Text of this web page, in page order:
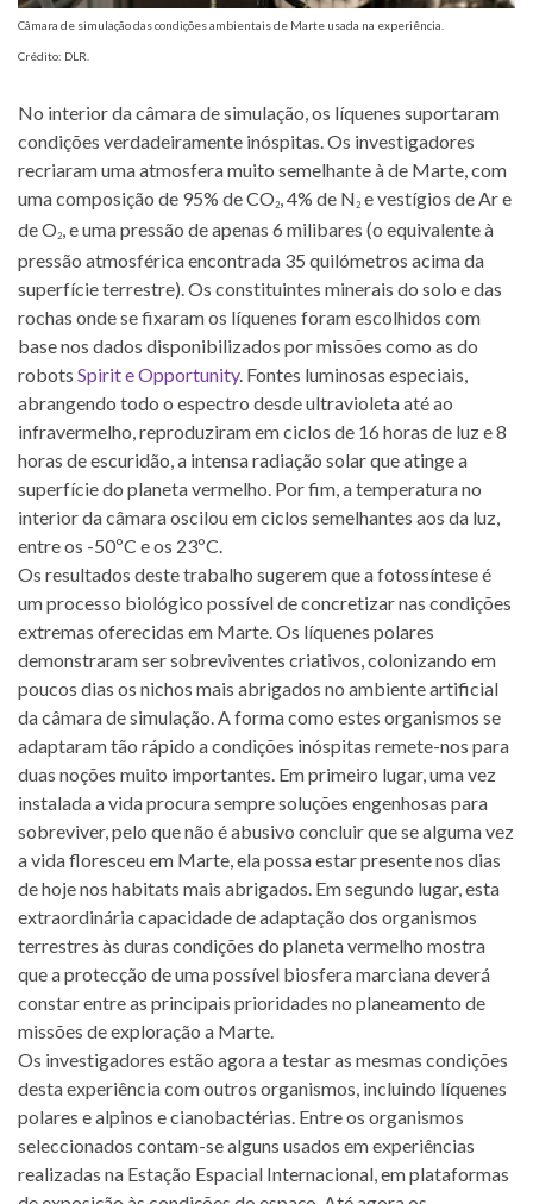
Câmara de simulação das condições ambientais de Marte usada na experiência.
Crédito: DLR.
No interior da câmara de simulação, os líquenes suportaram
condições verdadeiramente inóspitas. Os investigadores
recriaram uma atmosfera muito semelhante à de Marte, com
uma composição de 95% de CO2, 4% de N2 e vestígios de Ar e
de O2, e uma pressão de apenas 6 milibares (o equivalente à
pressão atmosférica encontrada 35 quilómetros acima da
superfície terrestre). Os constituintes minerais do solo e das
rochas onde se fixaram os líquenes foram escolhidos com
base nos dados disponibilizados por missões como as do
robots Spirit e Opportunity. Fontes luminosas especiais,
abrangendo todo o espectro desde ultravioleta até ao
infravermelho, reproduziram em ciclos de 16 horas de luz e 8
horas de escuridão, a intensa radiação solar que atinge a
superfície do planeta vermelho. Por fim, a temperatura no
interior da câmara oscilou em ciclos semelhantes aos da luz,
entre os -50ºC e os 23ºC.
Os resultados deste trabalho sugerem que a fotossíntese é
um processo biológico possível de concretizar nas condições
extremas oferecidas em Marte. Os líquenes polares
demonstraram ser sobreviventes criativos, colonizando em
poucos dias os nichos mais abrigados no ambiente artificial
da câmara de simulação. A forma como estes organismos se
adaptaram tão rápido a condições inóspitas remete-nos para
duas noções muito importantes. Em primeiro lugar, uma vez
instalada a vida procura sempre soluções engenhosas para
sobreviver, pelo que não é abusivo concluir que se alguma vez
a vida floresceu em Marte, ela possa estar presente nos dias
de hoje nos habitats mais abrigados. Em segundo lugar, esta
extraordinária capacidade de adaptação dos organismos
terrestres às duras condições do planeta vermelho mostra
que a protecção de uma possível biosfera marciana deverá
constar entre as principais prioridades no planeamento de
missões de exploração a Marte.
Os investigadores estão agora a testar as mesmas condições
desta experiência com outros organismos, incluindo líquenes
polares e alpinos e cianobactérias. Entre os organismos
seleccionados contam-se alguns usados em experiências
realizadas na Estação Espacial Internacional, em plataformas